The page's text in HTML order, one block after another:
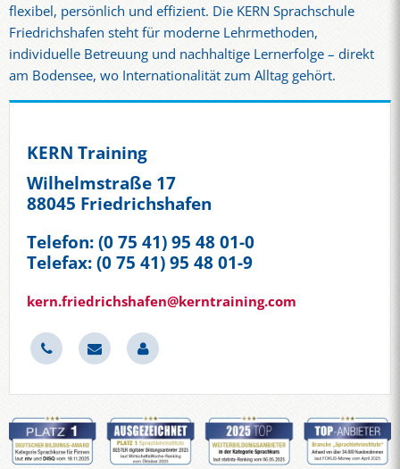
flexibel, persönlich und effizient. Die KERN Sprachschule
Friedrichshafen steht für moderne Lehrmethoden,
individuelle Betreuung und nachhaltige Lernerfolge – direkt
am Bodensee, wo Internationalität zum Alltag gehört.
KERN Training
Wilhelmstraße 17
88045 Friedrichshafen
Telefon: (0 75 41) 95 48 01-0
Telefax: (0 75 41) 95 48 01-9
kern.friedrichshafen@kerntraining.com